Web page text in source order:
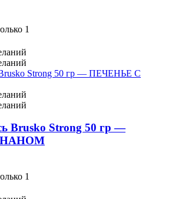
1
Brusko Strong 50 гр —
1